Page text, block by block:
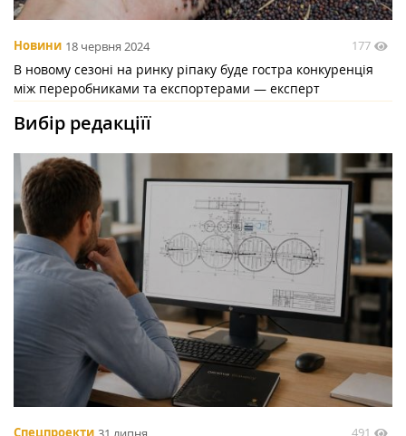
Новини 18 червня 2024 177
В новому сезоні на ринку ріпаку буде гостра конкуренція
між переробниками та експортерами — експерт
Вибір редакціїї
491